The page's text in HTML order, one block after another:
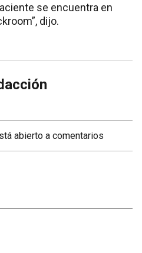
se encuentra en
dijo.
abierto a comentarios